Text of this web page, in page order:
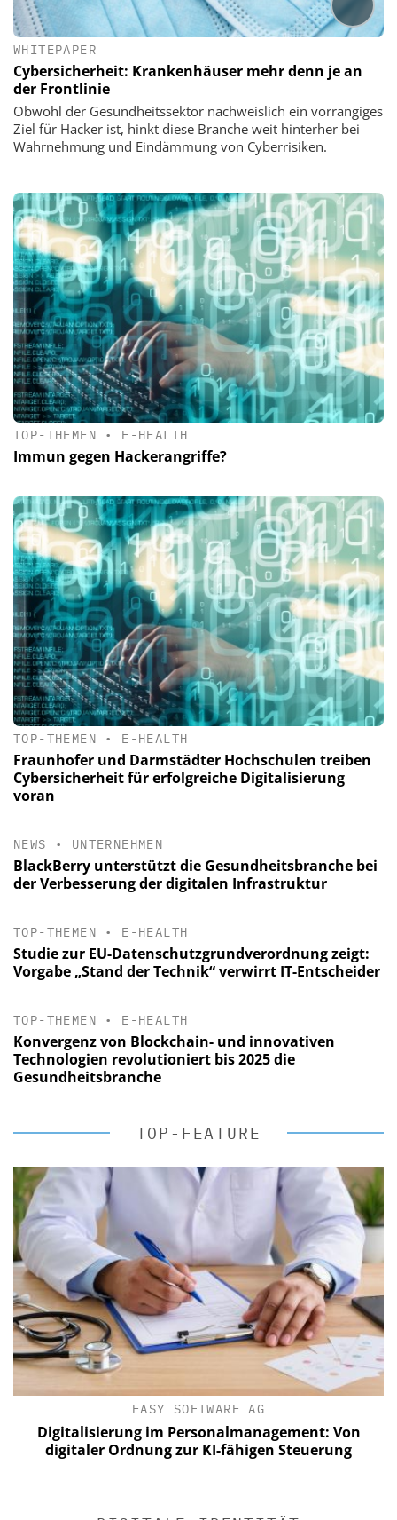
WHITEPAPER
Cybersicherheit: Krankenhäuser mehr denn je an
der Frontlinie
Obwohl der Gesundheitssektor nachweislich ein vorrangiges
Ziel für Hacker ist, hinkt diese Branche weit hinterher bei
Wahrnehmung und Eindämmung von Cyberrisiken.
TOP-THEMEN • E-HEALTH
Immun gegen Hackerangriffe?
TOP-THEMEN • E-HEALTH
Fraunhofer und Darmstädter Hochschulen treiben
Cybersicherheit für erfolgreiche Digitalisierung
voran
NEWS • UNTERNEHMEN
BlackBerry unterstützt die Gesundheitsbranche bei
der Verbesserung der digitalen Infrastruktur
TOP-THEMEN • E-HEALTH
Studie zur EU-Datenschutzgrundverordnung zeigt:
Vorgabe „Stand der Technik“ verwirrt IT-Entscheider
TOP-THEMEN • E-HEALTH
Konvergenz von Blockchain- und innovativen
Technologien revolutioniert bis 2025 die
Gesundheitsbranche
TOP-FEATURE
EASY SOFTWARE AG
Digitalisierung im Personalmanagement: Von
digitaler Ordnung zur KI-fähigen Steuerung